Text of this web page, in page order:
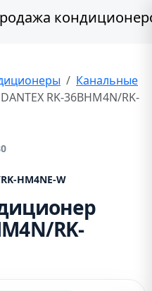
Канальные
RK-36BHM4N/RK-
HM4NE-W
RK-